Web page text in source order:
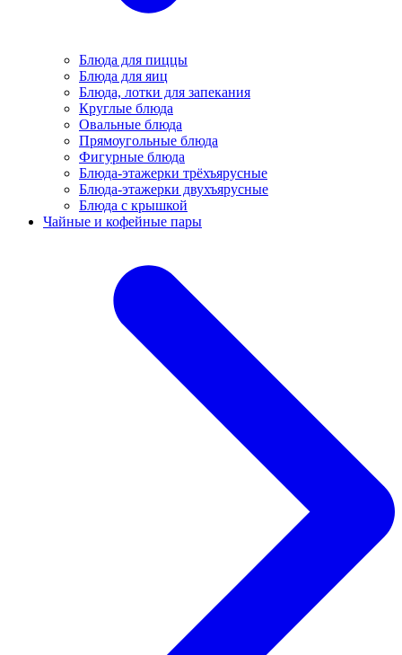
Блюда для пиццы
Блюда для яиц
Блюда, лотки для запекания
Круглые блюда
Овальные блюда
Прямоугольные блюда
Фигурные блюда
Блюда-этажерки трёхъярусные
Блюда-этажерки двухъярусные
Блюда с крышкой
Чайные и кофейные пары